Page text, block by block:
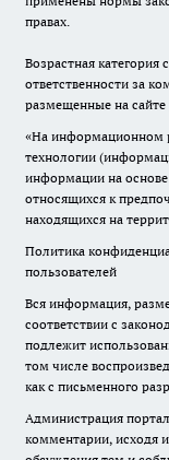
правах.
Возрастная категория
ответственности за
размещенные на сайте
«На информационном
технологии
информации на основе
относящихся к
находящихся на
Политика
пользователей
Вся информация,
соответствии с
подлежит
том числе
как с письменного
Администрация
комментарии, исходя